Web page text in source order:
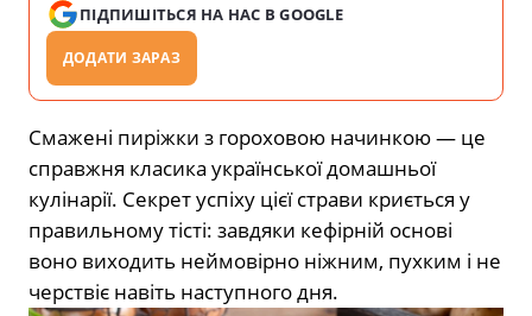
ПІДПИШІТЬСЯ НА НАС В GOOGLE
ДОДАТИ ЗАРАЗ
Смажені пиріжки з гороховою начинкою — це
справжня класика української домашньої
кулінарії. Секрет успіху цієї страви криється у
правильному тісті: завдяки кефірній основі
воно виходить неймовірно ніжним, пухким і не
черствіє навіть наступного дня.